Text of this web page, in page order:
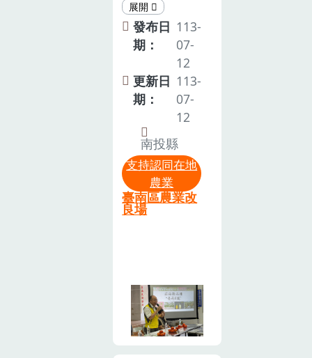
茄產業穩定發
展，並提升農
友對IPM技術
的應用，達成
經濟效益與永
續友善並重的
生產模式。＊
「番茄品種嫁
接茄砧臺南1
號暨IPM田間
示範觀摩會」
報導連結請點
作，在安東國
小同步進行
「彩色番茄的
姿儀技士、農
科院劉育姍主
任、農糧署、
嘉義各地區農
會代表及多位
來自嘉義地區
的農友及堆肥
場業者等來賓
蒞臨，共同關
心禽畜糞堆肥
等資源循環再
利用的議題。
利用是農業永
續生產的一項
指標，藉由循
點：南投縣信
義鄉神木社區
活動中心為降
低番茄栽培風
險，本場選育
出茄砧新品
種‘臺南1號’，
並於7月8日假
南投縣信義鄉
神木社區活動
中心舉辦「茄
砧‘臺南 1
場埔里分場分
場長陳裕星、
信義鄉農會總
發布日
期：
113-
07-
12
更新日
期：
113-
07-
12
南投縣
支持認同在地
農業
臺南區農業改
良場